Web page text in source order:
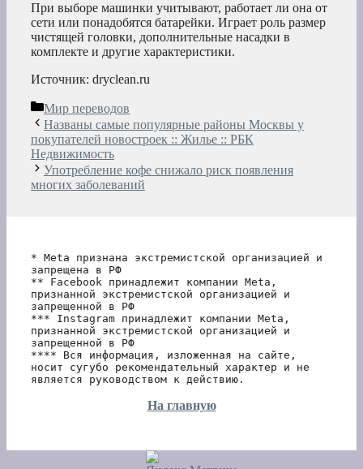
При выборе машинки учитывают, работает ли она от
сети или понадобятся батарейки. Играет роль размер
чистящей головки, дополнительные насадки в
комплекте и другие характеристики.
Источник: dryclean.ru
Рубрики
Мир переводов
Названы самые популярные районы Москвы у
покупателей новостроек :: Жилье :: РБК
Недвижимость
Употребление кофе снижало риск появления
многих заболеваний
* Meta признана экстремистской организацией и
запрещена в РФ
** Facebook принадлежит компании Meta,
признанной экстремистской организацией и
запрещенной в РФ
*** Instagram принадлежит компании Meta,
признанной экстремистской организацией и
запрещенной в РФ
**** Вся информация, изложенная на сайте,
носит сугубо рекомендательный характер и не
является руководством к действию.
На главную